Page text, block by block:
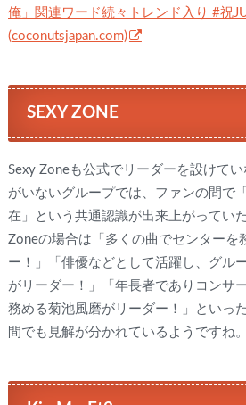
俺」関連ワード続々トレンド入り #祝
(coconutsjapan.com)
SEXY ZONE
Sexy Zoneも公式でリーダーを設けて
がいないグループでは、ファンの間で
在」という共通認識が出来上がってい
Zoneの場合は「多くの曲でセンターを
ー！」「俳優などとして活躍し、グル
がリーダー！」「年長者でありコンサ
務める菊池風磨がリーダー！」といっ
間でも見解が分かれているようですね。